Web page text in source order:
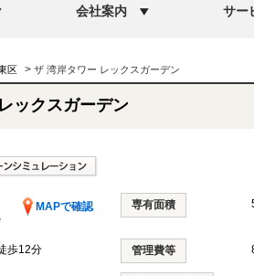
会社案内 サー
区 > ザ 湾岸タワー レックスガーデン
ックスガーデン
MAPで確認
専有面積
歩12分 管理費等